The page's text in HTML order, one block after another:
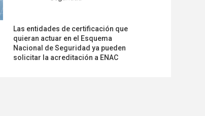
Las entidades de certificación que
quieran actuar en el Esquema
Nacional de Seguridad ya pueden
solicitar la acreditación a ENAC